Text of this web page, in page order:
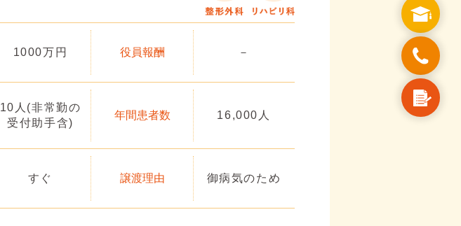
1000万円 役員報酬 －
10人(非常勤の
受付助手含)
年間患者数 16,000人
すぐ 譲渡理由 御病気のため